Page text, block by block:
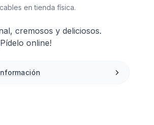
en tienda física.
cremosos y deliciosos.
online!